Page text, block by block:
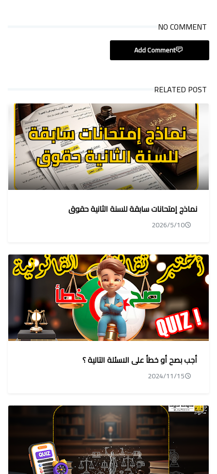
NO COMMENT
Add Comment
RELATED POST
نماذج إمتحانات سابقة للسنة الثانية حقوق
2026/5/10
أجب بصح أو خطأ على الاسئلة التالية ؟
2024/11/15